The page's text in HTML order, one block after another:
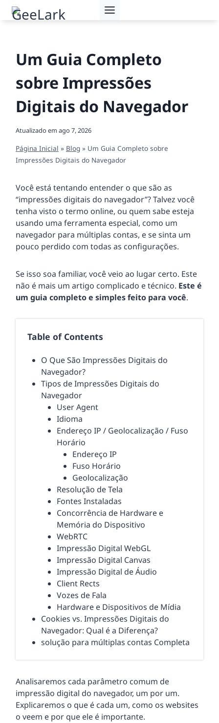
Pular
para
Um Guia Completo
sobre Impressões
Digitais do Navegador
Atualizado em ago 7, 2026
Página Inicial » Blog » Um Guia Completo sobre
Impressões Digitais do Navegador
Você está tentando entender o que são as
“impressões digitais do navegador”? Talvez você
tenha visto o termo online, ou quem sabe esteja
usando uma ferramenta especial, como um
navegador para múltiplas contas, e se sinta um
pouco perdido com todas as configurações.
Se isso soa familiar, você veio ao lugar certo. Este
não é mais um artigo complicado e técnico. Este é
um guia completo e simples feito para você.
Table of Contents
O Que São Impressões Digitais do
Navegador?
Tipos de Impressões Digitais do
Navegador
User Agent
Idioma
Endereço IP / Geolocalização / Fuso
Horário
Endereço IP
Fuso Horário
Geolocalização
Resolução de Tela
Fontes Instaladas
Concorrência de Hardware e
Memória do Dispositivo
WebRTC
Impressão Digital WebGL
Impressão Digital Canvas
Impressão Digital de Áudio
Client Rects
Vozes de Fala
Hardware e Dispositivos de Mídia
Cookies vs. Impressões Digitais do
Navegador: Qual é a Diferença?
solução para múltiplas contas Completa
Analisaremos cada parâmetro comum de
impressão digital do navegador, um por um.
Explicaremos o que é cada um, como os websites
o veem e por que ele é importante.